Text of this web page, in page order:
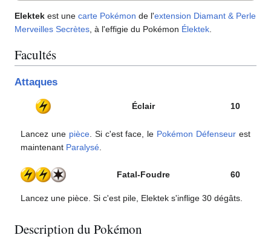
Elektek est une carte Pokémon de l'extension Diamant & Perle
Merveilles Secrètes , à l'effigie du Pokémon Élektek
Facultés
Attaques
Éclair 10
Lancez une pièce. Si c'est face, le Pokémon Défenseur est
maintenant Paralysé
Fatal-Foudre 60
Lancez une pièce. Si c'est pile, Elektek s'inflige 30 dégâts.
Description du Pokémon